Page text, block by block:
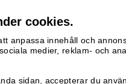
cookies.
anpassa innehåll och
medier, reklam- och
sidan, accepterar du